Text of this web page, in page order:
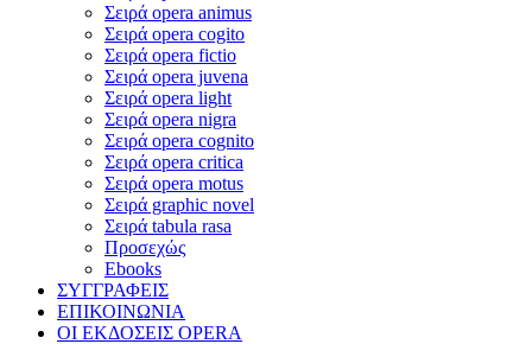
Σειρά opera animus
Σειρά opera cogito
Σειρά opera fictio
Σειρά opera juvena
Σειρά opera light
Σειρά opera nigra
Σειρά opera cognito
Σειρά opera critica
Σειρά opera motus
Σειρά graphic novel
Σειρά tabula rasa
Προσεχώς
Ebooks
ΣΥΓΓΡΑΦΕΙΣ
ΕΠΙΚΟΙΝΩΝΙΑ
ΟΙ ΕΚΔΟΣΕΙΣ OPERA